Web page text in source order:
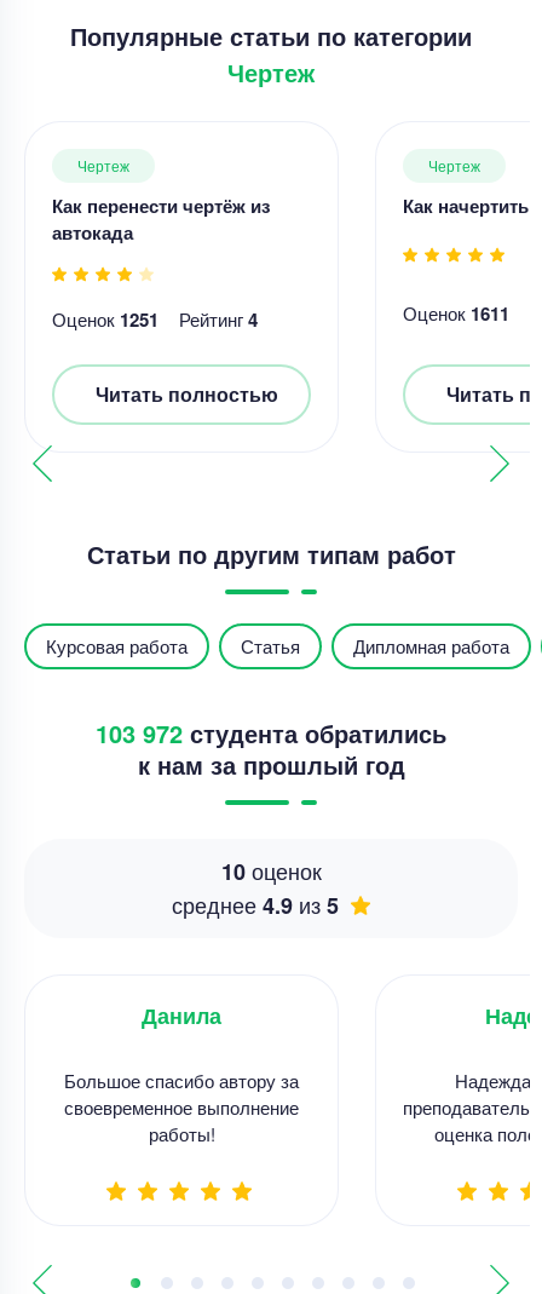
Популярные статьи по категории
Чертеж
Чертеж
Как перенести чертёж из
автокада
Оценок 1251 Рейтинг4
Читать полностью
Чертеж
Как начертить
Оценок 1611
Читать
Статьи по другим типам работ
Курсовая работа Статья Дипломная работа
103 972 студента обратились
к нам за прошлый год
10оценок
среднее4.9 из5
Данила
Большое спасибо автору за
своевременное выполнение
работы!
Надежда
преподаватель
оценка